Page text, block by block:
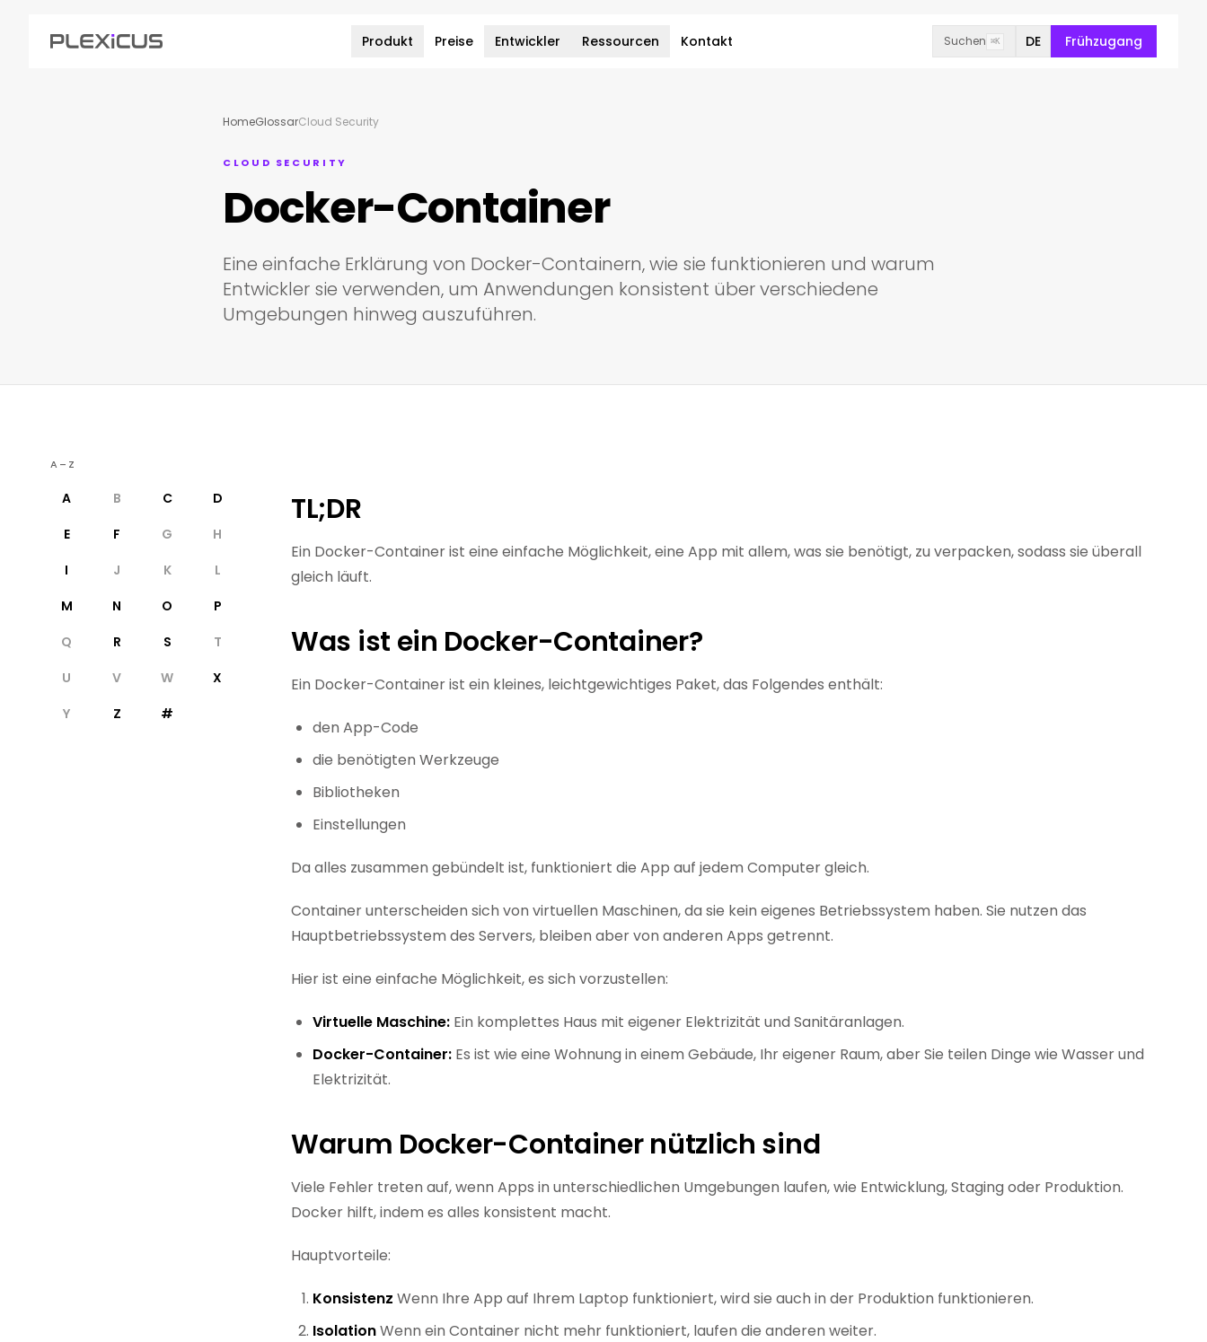
Produkt Preise Entwickler Ressourcen Kontakt Suchen ⌘K DE Frühzugang
HomeGlossarCloud Security
CLOUD SECURITY
Docker-Container
Eine einfache Erklärung von Docker-Containern, wie sie funktionieren und warum
Entwickler sie verwenden, um Anwendungen konsistent über verschiedene
Umgebungen hinweg auszuführen.
A–Z
A B C
D
E
F G
H
I
J K
L
M
N O
P
Q
R S
T
U
V W
X
Y
Z #
TL;DR
Ein Docker-Container ist eine einfache Möglichkeit, eine App mit allem, was sie benötigt, zu verpacken, sodass sie überall
gleich läuft.
Was ist ein Docker-Container?
Ein Docker-Container ist ein kleines, leichtgewichtiges Paket, das Folgendes enthält:
den App-Code
die benötigten Werkzeuge
Bibliotheken
Einstellungen
Da alles zusammen gebündelt ist, funktioniert die App auf jedem Computer gleich.
Container unterscheiden sich von virtuellen Maschinen, da sie kein eigenes Betriebssystem haben. Sie nutzen das
Hauptbetriebssystem des Servers, bleiben aber von anderen Apps getrennt.
Hier ist eine einfache Möglichkeit, es sich vorzustellen:
Virtuelle Maschine: Ein komplettes Haus mit eigener Elektrizität und Sanitäranlagen.
Docker-Container: Es ist wie eine Wohnung in einem Gebäude, Ihr eigener Raum, aber Sie teilen Dinge wie Wasser und
Elektrizität.
Warum Docker-Container nützlich sind
Viele Fehler treten auf, wenn Apps in unterschiedlichen Umgebungen laufen, wie Entwicklung, Staging oder Produktion.
Docker hilft, indem es alles konsistent macht.
Hauptvorteile:
Konsistenz Wenn Ihre App auf Ihrem Laptop funktioniert, wird sie auch in der Produktion funktionieren.
IsolationWenn ein Container nicht mehr funktioniert, laufen die anderen weiter.